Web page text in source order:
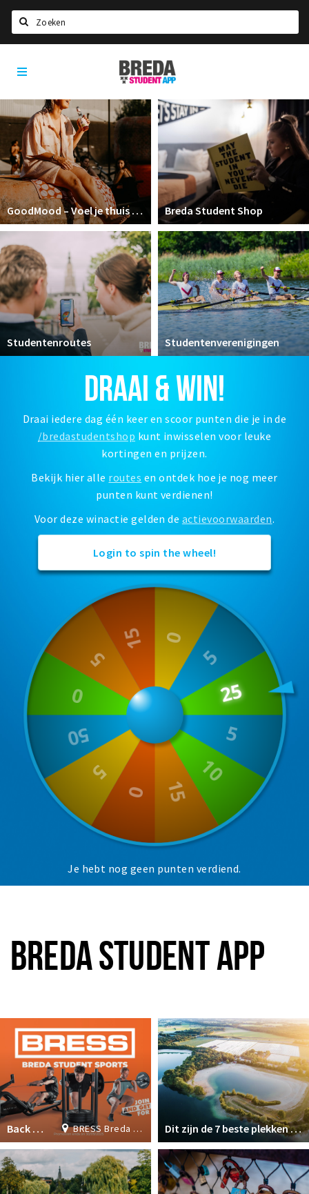
HOME
STUDEREN
Voel je thuis in Breda | GoodMood
Welkom in Breda
Studentenverenigingen
Studentenraad
Studentenroutes
New in town? Check FAQ!
WONEN
Woonruimte
Inschrijven gemeente
Zorgverzekering
Huisarts en eerste hulp
KORTING
Breda Student Shop
Draai aan het rad!
VRIJE TIJD
Sport
Bezienswaardigheden
Musea, theaters & podia
Uitjes & activiteiten
Studentenroutes
Natuurgebieden
Party pics
Eten
Drinken
Slapen
Recreatief
Breda
Student
GoodMood – Voel je thuis in Breda Breda Student Shop
Studentenroutes Studentenverenigingen
DRAAI & WIN!
Draai iedere dag één keer en scoor punten die je in de
/bredastudentshop kunt inwisselen voor leuke
kortingen en prijzen.
Bekijk hier alle routes en ontdek hoe je nog meer
punten kunt verdienen!
Voor deze winactie gelden de actievoorwaarden.
Login to spin the wheel!
Je hebt nog geen punten verdiend.
BREDA STUDENT APP
BRESS Breda Student Sports
Back to School Deal: Join now & get 1 month FREE! Dit zijn de 7 beste plekken om te zwemmen in Breda